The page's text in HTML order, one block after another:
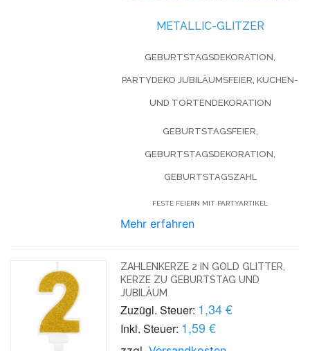
METALLIC-GLITZER
GEBURTSTAGSDEKORATION,
PARTYDEKO JUBILÄUMSFEIER, KUCHEN-
UND TORTENDEKORATION
GEBURTSTAGSFEIER,
GEBURTSTAGSDEKORATION,
GEBURTSTAGSZAHL
FESTE FEIERN MIT PARTYARTIKEL
Mehr erfahren
ZAHLENKERZE 2 IN GOLD GLITTER,
KERZE ZU GEBURTSTAG UND
JUBILÄUM
Zuzügl. Steuer: 1,34 €
Inkl. Steuer: 1,59 €